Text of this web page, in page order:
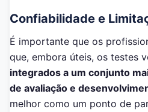
Confiabilidade e
É importante que os
que, embora úteis, os testes
integrados a um conjunto
de avaliação e
melhor como um ponto de